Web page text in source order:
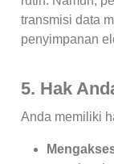
transmisi data
penyimpanan
5. Hak
Anda memiliki